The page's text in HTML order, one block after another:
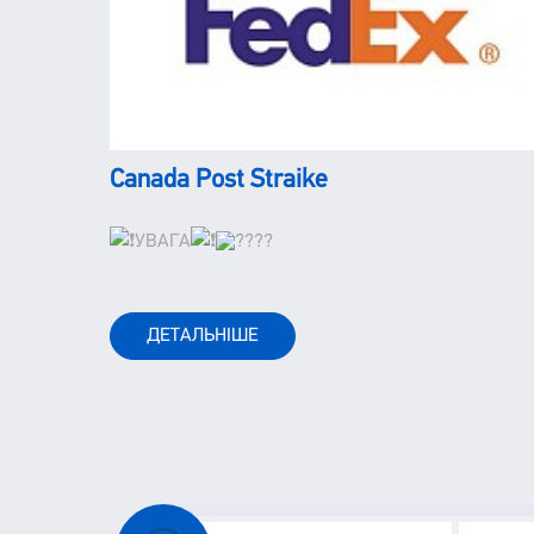
Canada Post Straike
УВАГА
ДЕТАЛЬНІШЕ